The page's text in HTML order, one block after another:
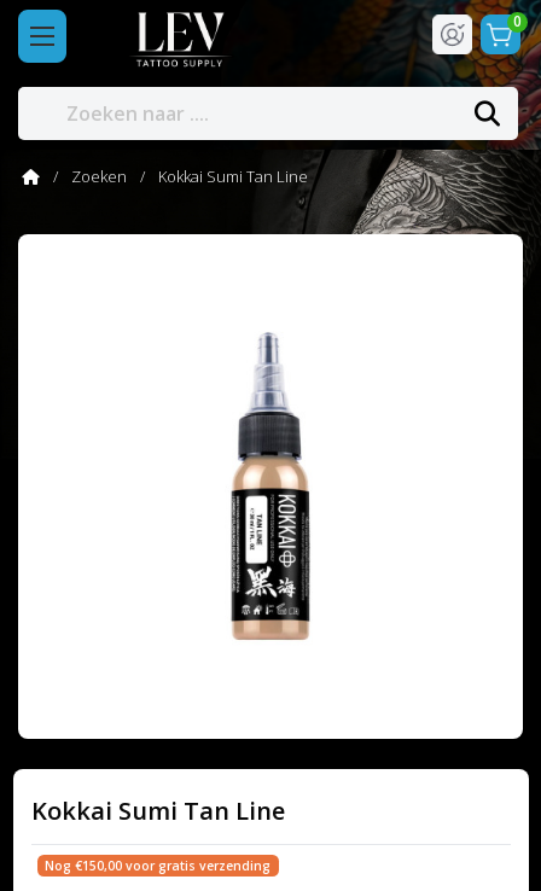
0
Zoeken Kokkai Sumi Tan Line
Kokkai Sumi Tan Line
Nog €150,00 voor gratis verzending